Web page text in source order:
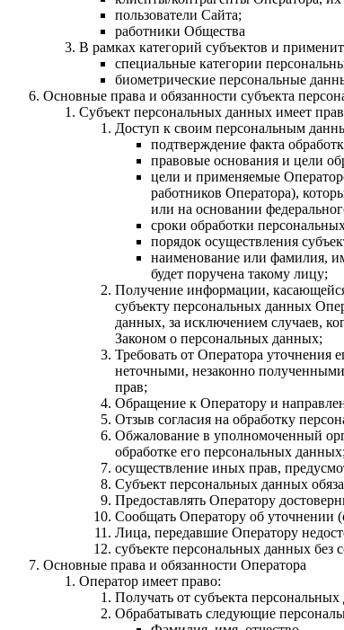
пользователи Сайта;
работники Общества
В рамках категорий субъектов и
специальные категории
биометрические персональные
Основные права и обязанности субъекта
Субъект персональных данных имеет
Доступ к своим персональным
подтверждение факта
правовые основания и цели
цели и применяемые
работников Оператора),
или на основании
сроки обработки
порядок осуществления
наименование или фамилия,
будет поручена такому лицу;
Получение информации,
субъекту персональных данных
данных, за исключением случаев,
Законом о персональных данных;
Требовать от Оператора
неточными, незаконно
прав;
Обращение к Оператору и
Отзыв согласия на обработку
Обжалование в уполномоченный
обработке его персональных данных;
осуществление иных прав,
Субъект персональных данных
Предоставлять Оператору
Сообщать Оператору об уточнении
Лица, передавшие Оператору
субъекте персональных данных без
Основные права и обязанности Оператора
Оператор имеет право:
Получать от субъекта
Обрабатывать следующие